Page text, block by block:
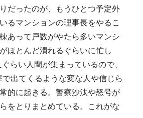
だったのが、もうひとつ予定外
るマンションの理事長をやるこ
あって戸数がやたら多いマンシ
ほとんど潰れるぐらいに忙し
らい人間が集まっているので、
出てくるような変な人や信じら
的に起きる。警察沙汰や怒号が
をとりまとめている。これがな